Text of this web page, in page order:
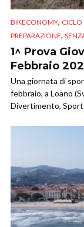
BIKECONOMY, CICLO
PREPARAZIONE,
1^ Prova
Febbraio
Una giornata di
febbraio, a Loano
Divertimento, Sport